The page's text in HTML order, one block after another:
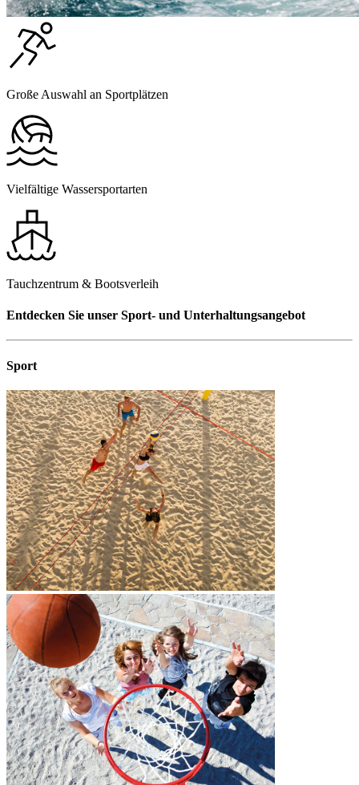
Große Auswahl an Sportplätzen
Vielfältige Wassersportarten
Tauchzentrum & Bootsverleih
Entdecken Sie unser Sport- und Unterhaltungsangebot
Sport